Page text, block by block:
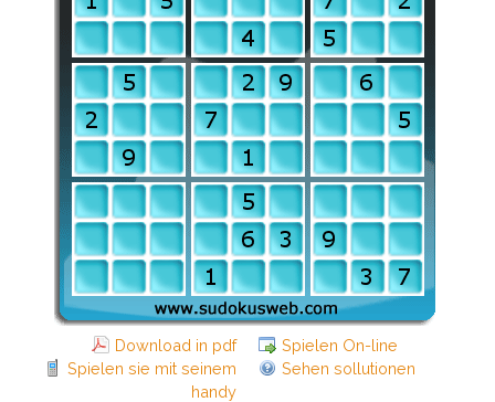
Download in pdf
Spielen On-line
Spielen sie mit seinem
handy
Sehen sollutionen